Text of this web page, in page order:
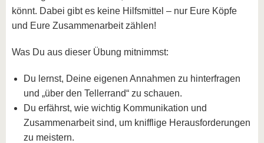
könnt. Dabei gibt es keine Hilfsmittel – nur Eure Köpfe
und Eure Zusammenarbeit zählen!
Was Du aus dieser Übung mitnimmst:
Du lernst, Deine eigenen Annahmen zu hinterfragen
und „über den Tellerrand“ zu schauen.
Du erfährst, wie wichtig Kommunikation und
Zusammenarbeit sind, um knifflige Herausforderungen
zu meistern.